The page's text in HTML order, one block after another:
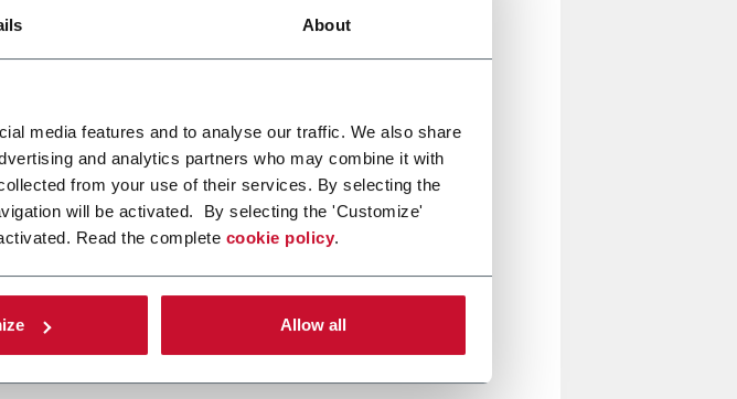
About
media features and to analyse our traffic. We also share
and analytics partners who may combine it with
from your use of their services. By selecting the
will be activated. By selecting the 'Customize'
Read the complete cookie policy.
Allow all
soluzioni di automazione innovative e integrate, progettate
offra soluzioni efficienti, igieniche e flessibili. I nostri esperti
ottimizzare le tue operazioni e rispondere alle esigenze in